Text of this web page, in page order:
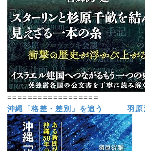
==================
沖縄「格差・差別」を追う 羽原